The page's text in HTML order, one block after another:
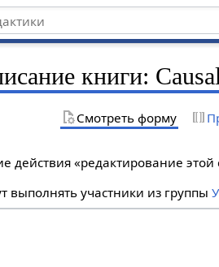
книги:
Смотреть форму
действия «редактирование
выполнять участники из группы